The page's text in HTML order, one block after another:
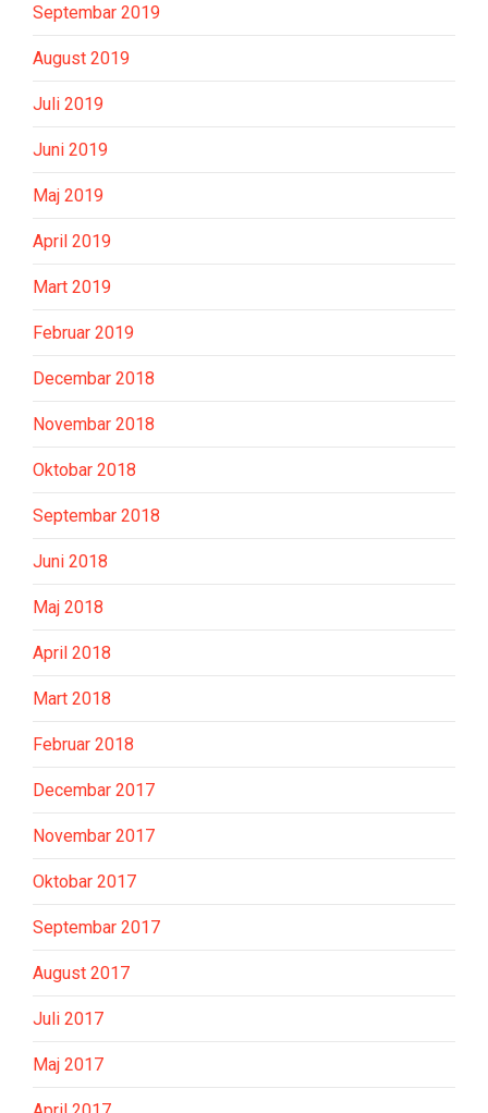
Septembar 2019
August 2019
Juli 2019
Juni 2019
Maj 2019
April 2019
Mart 2019
Februar 2019
Decembar 2018
Novembar 2018
Oktobar 2018
Septembar 2018
Juni 2018
Maj 2018
April 2018
Mart 2018
Februar 2018
Decembar 2017
Novembar 2017
Oktobar 2017
Septembar 2017
August 2017
Juli 2017
Maj 2017